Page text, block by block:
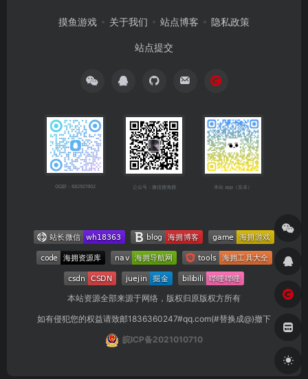
摸鱼游戏 关于我们 站点博客 隐私政策
站点提交
QQ群：682921902 公众号：微信搜海拥 本站 app（安卓）
本站资源全部来源于网络，版权归原版权方所有
如有侵犯您的权益请致邮1836360247#qq.com(#替换成@)撤下
皖ICP备2021010710